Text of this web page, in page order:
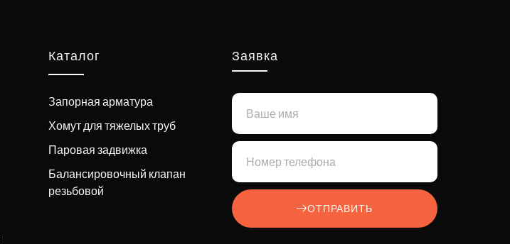
Каталог
Запорная арматура
Хомут для тяжелых труб
Паровая задвижка
Балансировочный клапан
резьбовой
Заявка
ОТПРАВИТЬ